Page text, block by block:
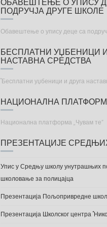
ПОДРУЧЈА ДРУГЕ ШКОЛЕ
Обавештење о упису деце са
БЕСПЛАТНИ УЏБЕНИЦИ
НАСТАВНА СРЕДСТВА
"Бесплатни уџбеници и друга
НАЦИОНАЛНА
Национална платформа „Чувам те“
ПРЕЗЕНТАЦИЈЕ
Упис у Средњу школу унутрашњих
школовање за полицајца
Презентација Пољопривредне
Презентација Школског центра